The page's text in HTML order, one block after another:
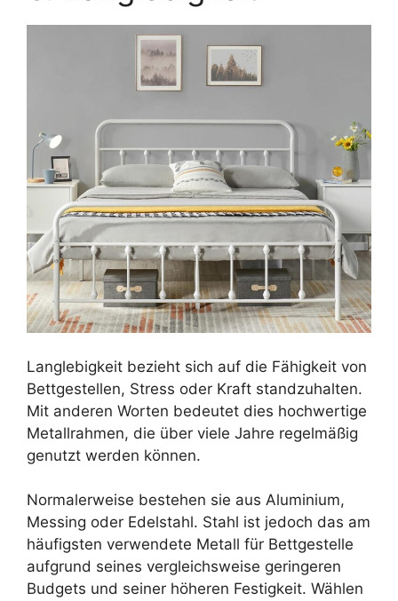
Langlebigkeit bezieht sich auf die Fähigkeit von
Bettgestellen, Stress oder Kraft standzuhalten.
Mit anderen Worten bedeutet dies hochwertige
Metallrahmen, die über viele Jahre regelmäßig
genutzt werden können.
Normalerweise bestehen sie aus Aluminium,
Messing oder Edelstahl. Stahl ist jedoch das am
häufigsten verwendete Metall für Bettgestelle
aufgrund seines vergleichsweise geringeren
Budgets und seiner höheren Festigkeit. Wählen